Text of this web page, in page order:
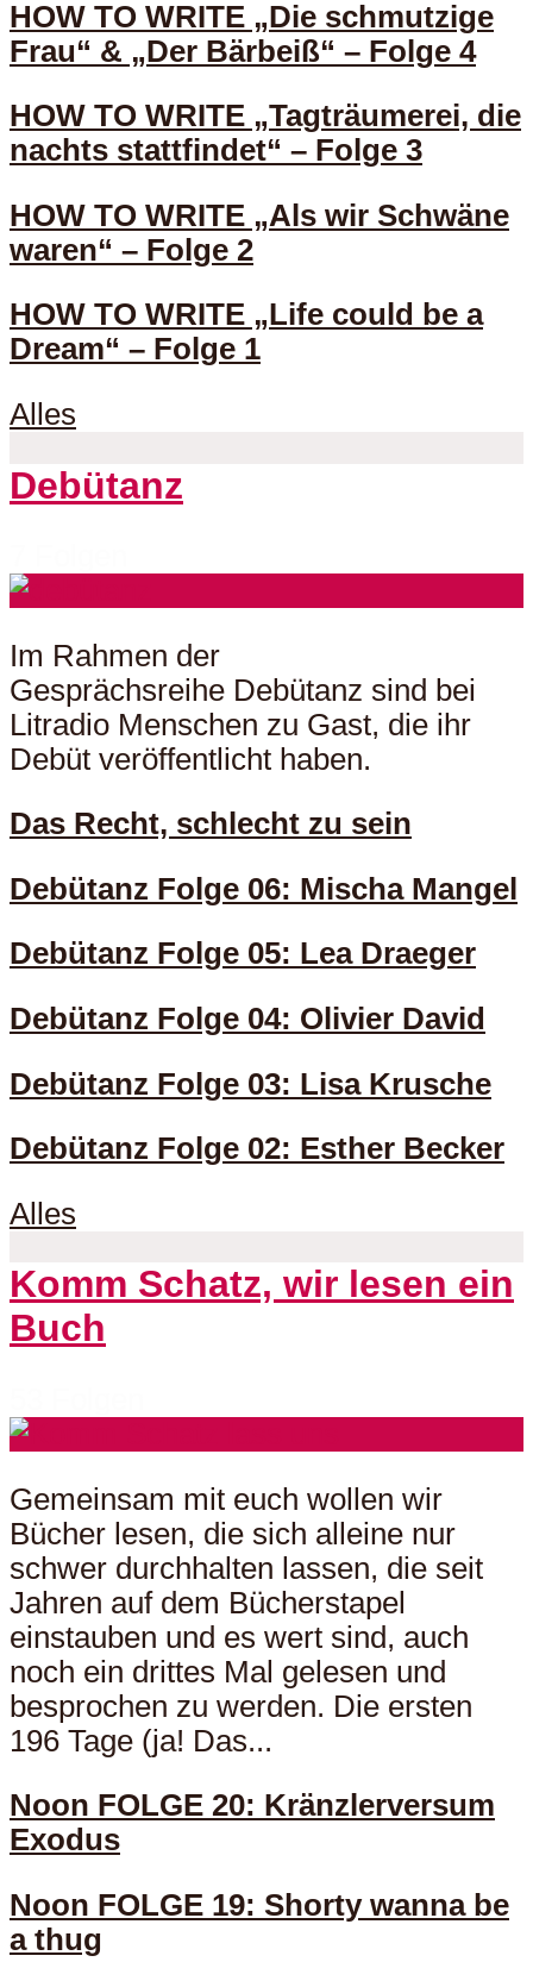
HOW TO WRITE „Die schmutzige
Frau“ & „Der Bärbeiß“ – Folge 4
HOW TO WRITE „Tagträumerei, die
nachts stattfindet“ – Folge 3
HOW TO WRITE „Als wir Schwäne
waren“ – Folge 2
HOW TO WRITE „Life could be a
Dream“ – Folge 1
Alles
Debütanz
Im Rahmen der
Gesprächsreihe Debütanz sind bei
Litradio Menschen zu Gast, die ihr
Debüt veröffentlicht haben.
Das Recht, schlecht zu sein
Debütanz Folge 06: Mischa Mangel
Debütanz Folge 05: Lea Draeger
Debütanz Folge 04: Olivier David
Debütanz Folge 03: Lisa Krusche
Debütanz Folge 02: Esther Becker
Alles
Komm Schatz, wir lesen ein
Buch
Gemeinsam mit euch wollen wir
Bücher lesen, die sich alleine nur
schwer durchhalten lassen, die seit
Jahren auf dem Bücherstapel
einstauben und es wert sind, auch
noch ein drittes Mal gelesen und
besprochen zu werden. Die ersten
196 Tage (ja! Das...
Noon FOLGE 20: Kränzlerversum
Exodus
Noon FOLGE 19: Shorty wanna be
a thug